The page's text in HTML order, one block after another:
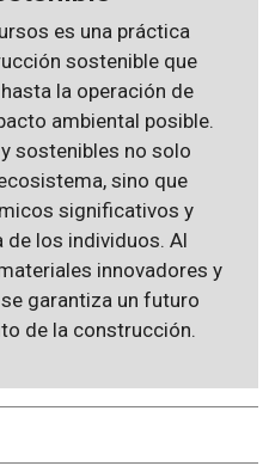
es una práctica
sostenible que
la operación de
ambiental posible.
sostenibles no solo
sino que
significativos y
de los individuos. Al
innovadores y
garantiza un futuro
de la construcción.